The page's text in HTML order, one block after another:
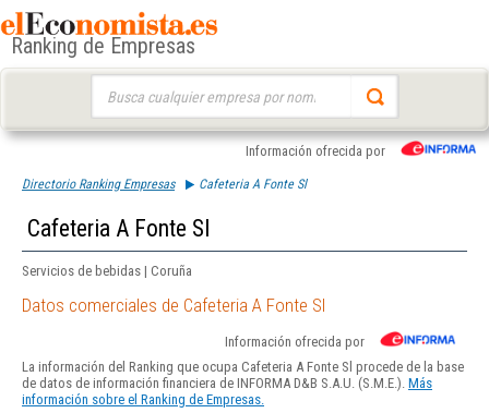
Ranking de Empresas
Información ofrecida por
Directorio Ranking Empresas Cafeteria A Fonte Sl
Cafeteria A Fonte Sl
Servicios de bebidas | Coruña
Datos comerciales de Cafeteria A Fonte Sl
Información ofrecida por
La información del Ranking que ocupa Cafeteria A Fonte Sl procede de la base
de datos de información financiera de INFORMA D&B S.A.U. (S.M.E.). Más
información sobre el Ranking de Empresas.